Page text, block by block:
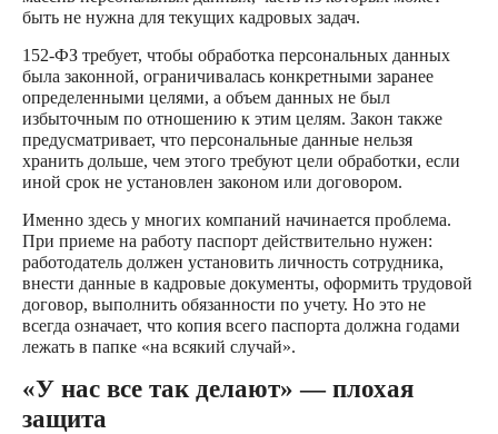
быть не нужна для текущих кадровых задач.
152-ФЗ требует, чтобы обработка персональных данных
была законной, ограничивалась конкретными заранее
определенными целями, а объем данных не был
избыточным по отношению к этим целям. Закон также
предусматривает, что персональные данные нельзя
хранить дольше, чем этого требуют цели обработки, если
иной срок не установлен законом или договором.
Именно здесь у многих компаний начинается проблема.
При приеме на работу паспорт действительно нужен:
работодатель должен установить личность сотрудника,
внести данные в кадровые документы, оформить трудовой
договор, выполнить обязанности по учету. Но это не
всегда означает, что копия всего паспорта должна годами
лежать в папке «на всякий случай».
«У нас все так делают» — плохая
защита